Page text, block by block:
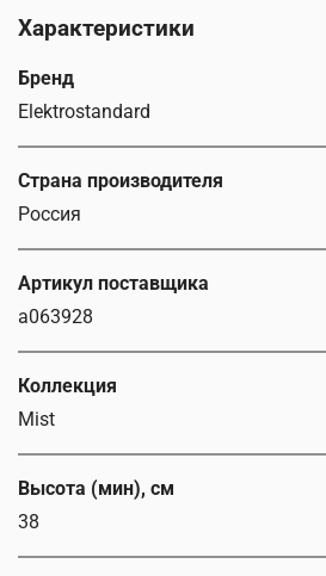
Характеристики
Бренд
Elektrostandard
Страна производителя
Россия
Артикул поставщика
a063928
Коллекция
Mist
Высота (мин), см
38